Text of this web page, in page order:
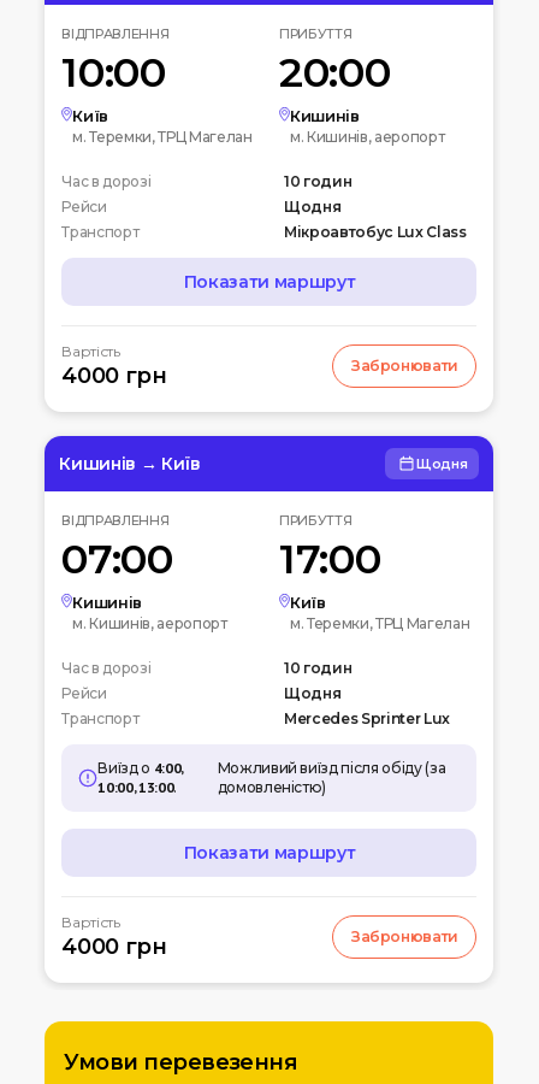
ВІДПРАВЛЕННЯ
10:00
Київ
м. Теремки, ТРЦ Магелан
ПРИБУТТЯ
20:00
Кишинів
м. Кишинів, аеропорт
Транспорт Мікроавтобус Lux Class
Час в дорозі
10 годин
Рейси
Щодня
Показати маршрут
07:00 Чернігів
Автостанція
10:00Київ
Вокзальна пл. 4
Біла церква
Вул. Леваневського
15:00
Автовокзал
Аеропорт
Вартість
4000 грн Забронювати
Кишинів → Київ Щодня
ВІДПРАВЛЕННЯ
07:00
Кишинів
м. Кишинів, аеропорт
ПРИБУТТЯ
17:00
Київ
м. Теремки, ТРЦ Магелан
Транспорт Mercedes Sprinter Lux
Час в дорозі
10 годин
Рейси
Щодня
Виїзд о 4:00,
10:00, 13:00.
Можливий виїзд після обіду (за
домовленістю)
Показати маршрут
07:00 Кишинів
м.Кишинів, аеропорт
Вартість
4000 грн Забронювати
Умови перевезення